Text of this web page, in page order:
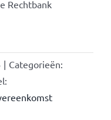
Rechtbank
| Categorieën: